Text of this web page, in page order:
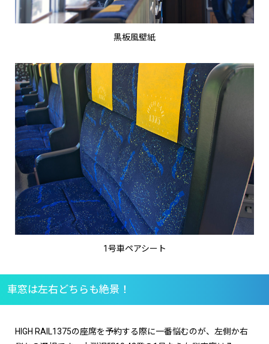
黒板風壁紙
1号車ペアシート
車窓は左右どちらも絶景！
HIGH RAIL1375の座席を予約する際に一番悩むのが、左側か右